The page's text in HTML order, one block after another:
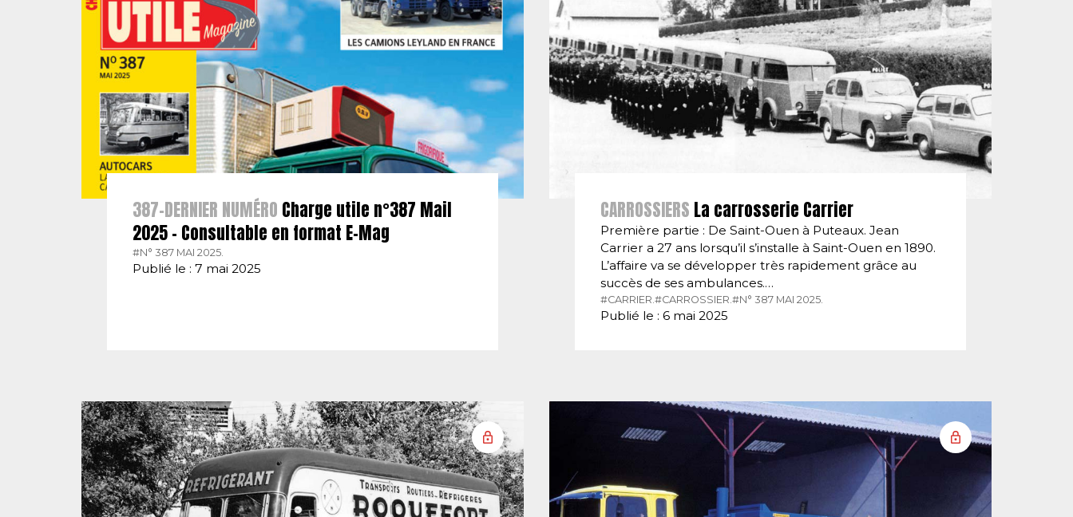
387-DERNIER NUMÉRO Charge utile n°387 Mail
2025 – Consultable en format E-Mag
#N° 387 MAI 2025.
Publié le : 7 mai 2025
CARROSSIERS La carrosserie Carrier
Première partie : De Saint-Ouen à Puteaux. Jean
Carrier a 27 ans lorsqu’il s’installe à Saint-Ouen en 1890.
L’affaire va se développer très rapidement grâce au
succès de ses ambulances.…
#CARRIER. #CARROSSIER. #N° 387 MAI 2025.
Publié le : 6 mai 2025